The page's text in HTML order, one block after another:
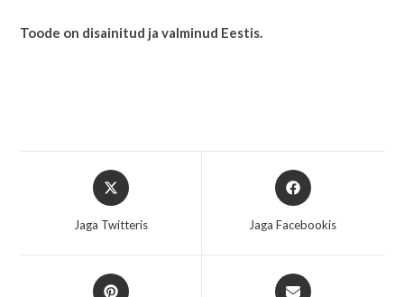
Toode on disainitud ja valminud Eestis.
Jaga Twitteris Jaga Facebookis